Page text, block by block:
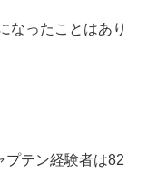
なったことはあり
プテン経験者は82